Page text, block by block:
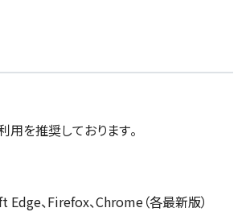
を推奨しております。
Edge、Firefox、Chrome（各最新版）